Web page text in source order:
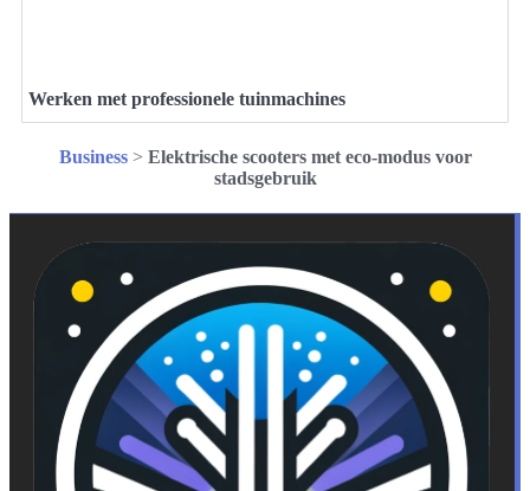
Werken met professionele tuinmachines
Business> Elektrische scooters met eco-modus voor
stadsgebruik